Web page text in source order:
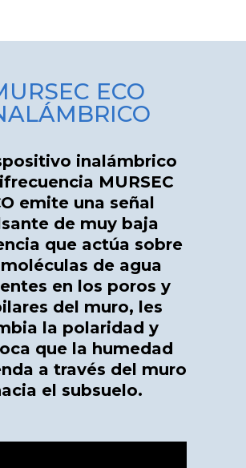
ECO
inalámbrico
MURSEC
emite una señal
de muy baja
que actúa sobre
de agua
en los poros y
del muro, les
la polaridad y
que la humedad
a través del muro
el subsuelo.